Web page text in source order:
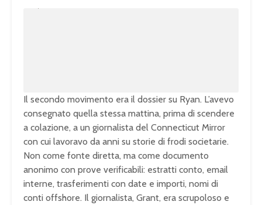
Il secondo movimento era il dossier su Ryan. L’avevo
consegnato quella stessa mattina, prima di scendere
a colazione, a un giornalista del Connecticut Mirror
con cui lavoravo da anni su storie di frodi societarie.
Non come fonte diretta, ma come documento
anonimo con prove verificabili: estratti conto, email
interne, trasferimenti con date e importi, nomi di
conti offshore. Il giornalista, Grant, era scrupoloso e